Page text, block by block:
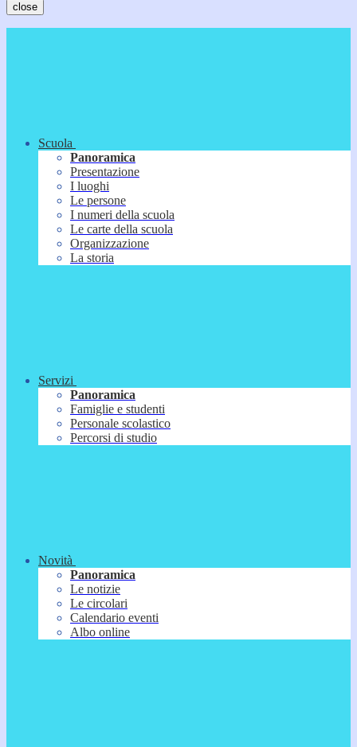
close
Scuola
Panoramica
Presentazione
I luoghi
Le persone
I numeri della scuola
Le carte della scuola
Organizzazione
La storia
Servizi
Panoramica
Famiglie e studenti
Personale scolastico
Percorsi di studio
Novità
Panoramica
Le notizie
Le circolari
Calendario eventi
Albo online